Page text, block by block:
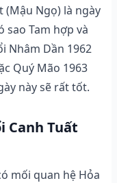
(Mậu Ngọ) là ngày
sao Tam hợp và
Nhâm Dần 1962
Quý Mão 1963
này sẽ rất tốt.
Canh Tuất
mối quan hệ Hỏa